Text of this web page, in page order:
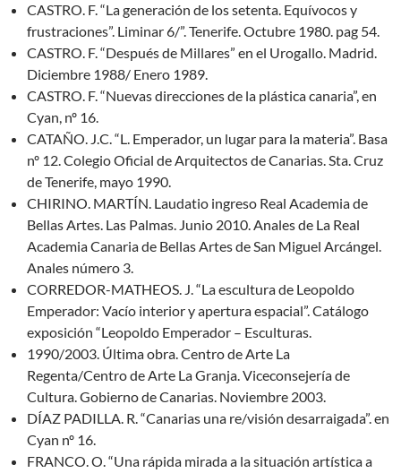
CASTRO. F. “La generación de los setenta. Equívocos y
frustraciones”. Liminar 6/”. Tenerife. Octubre 1980. pag 54.
CASTRO. F. “Después de Millares” en el Urogallo. Madrid.
Diciembre 1988/ Enero 1989.
CASTRO. F. “Nuevas direcciones de la plástica canaria”, en
Cyan, nº 16.
CATAÑO. J.C. “L. Emperador, un lugar para la materia”. Basa
nº 12. Colegio Oficial de Arquitectos de Canarias. Sta. Cruz
de Tenerife, mayo 1990.
CHIRINO. MARTÍN. Laudatio ingreso Real Academia de
Bellas Artes. Las Palmas. Junio 2010. Anales de La Real
Academia Canaria de Bellas Artes de San Miguel Arcángel.
Anales número 3.
CORREDOR-MATHEOS. J. “La escultura de Leopoldo
Emperador: Vacío interior y apertura espacial”. Catálogo
exposición “Leopoldo Emperador – Esculturas.
1990/2003. Última obra. Centro de Arte La
Regenta/Centro de Arte La Granja. Viceconsejería de
Cultura. Gobierno de Canarias. Noviembre 2003.
DÍAZ PADILLA. R. “Canarias una re/visión desarraigada”. en
Cyan nº 16.
FRANCO. O. “Una rápida mirada a la situación artística a